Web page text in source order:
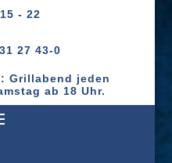
15 - 22
27 43-0
Grillabend jeden
ab 18 Uhr.